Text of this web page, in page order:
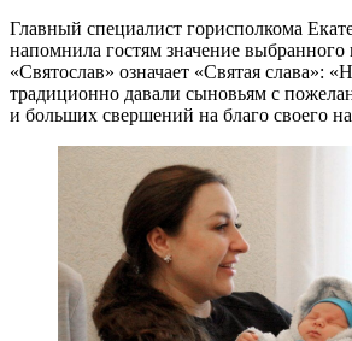
Главный специалист горисполкома
напомнила гостям значение
«Святослав» означает «Святая слава»:
традиционно давали сыновьям с
и больших свершений на благо своего